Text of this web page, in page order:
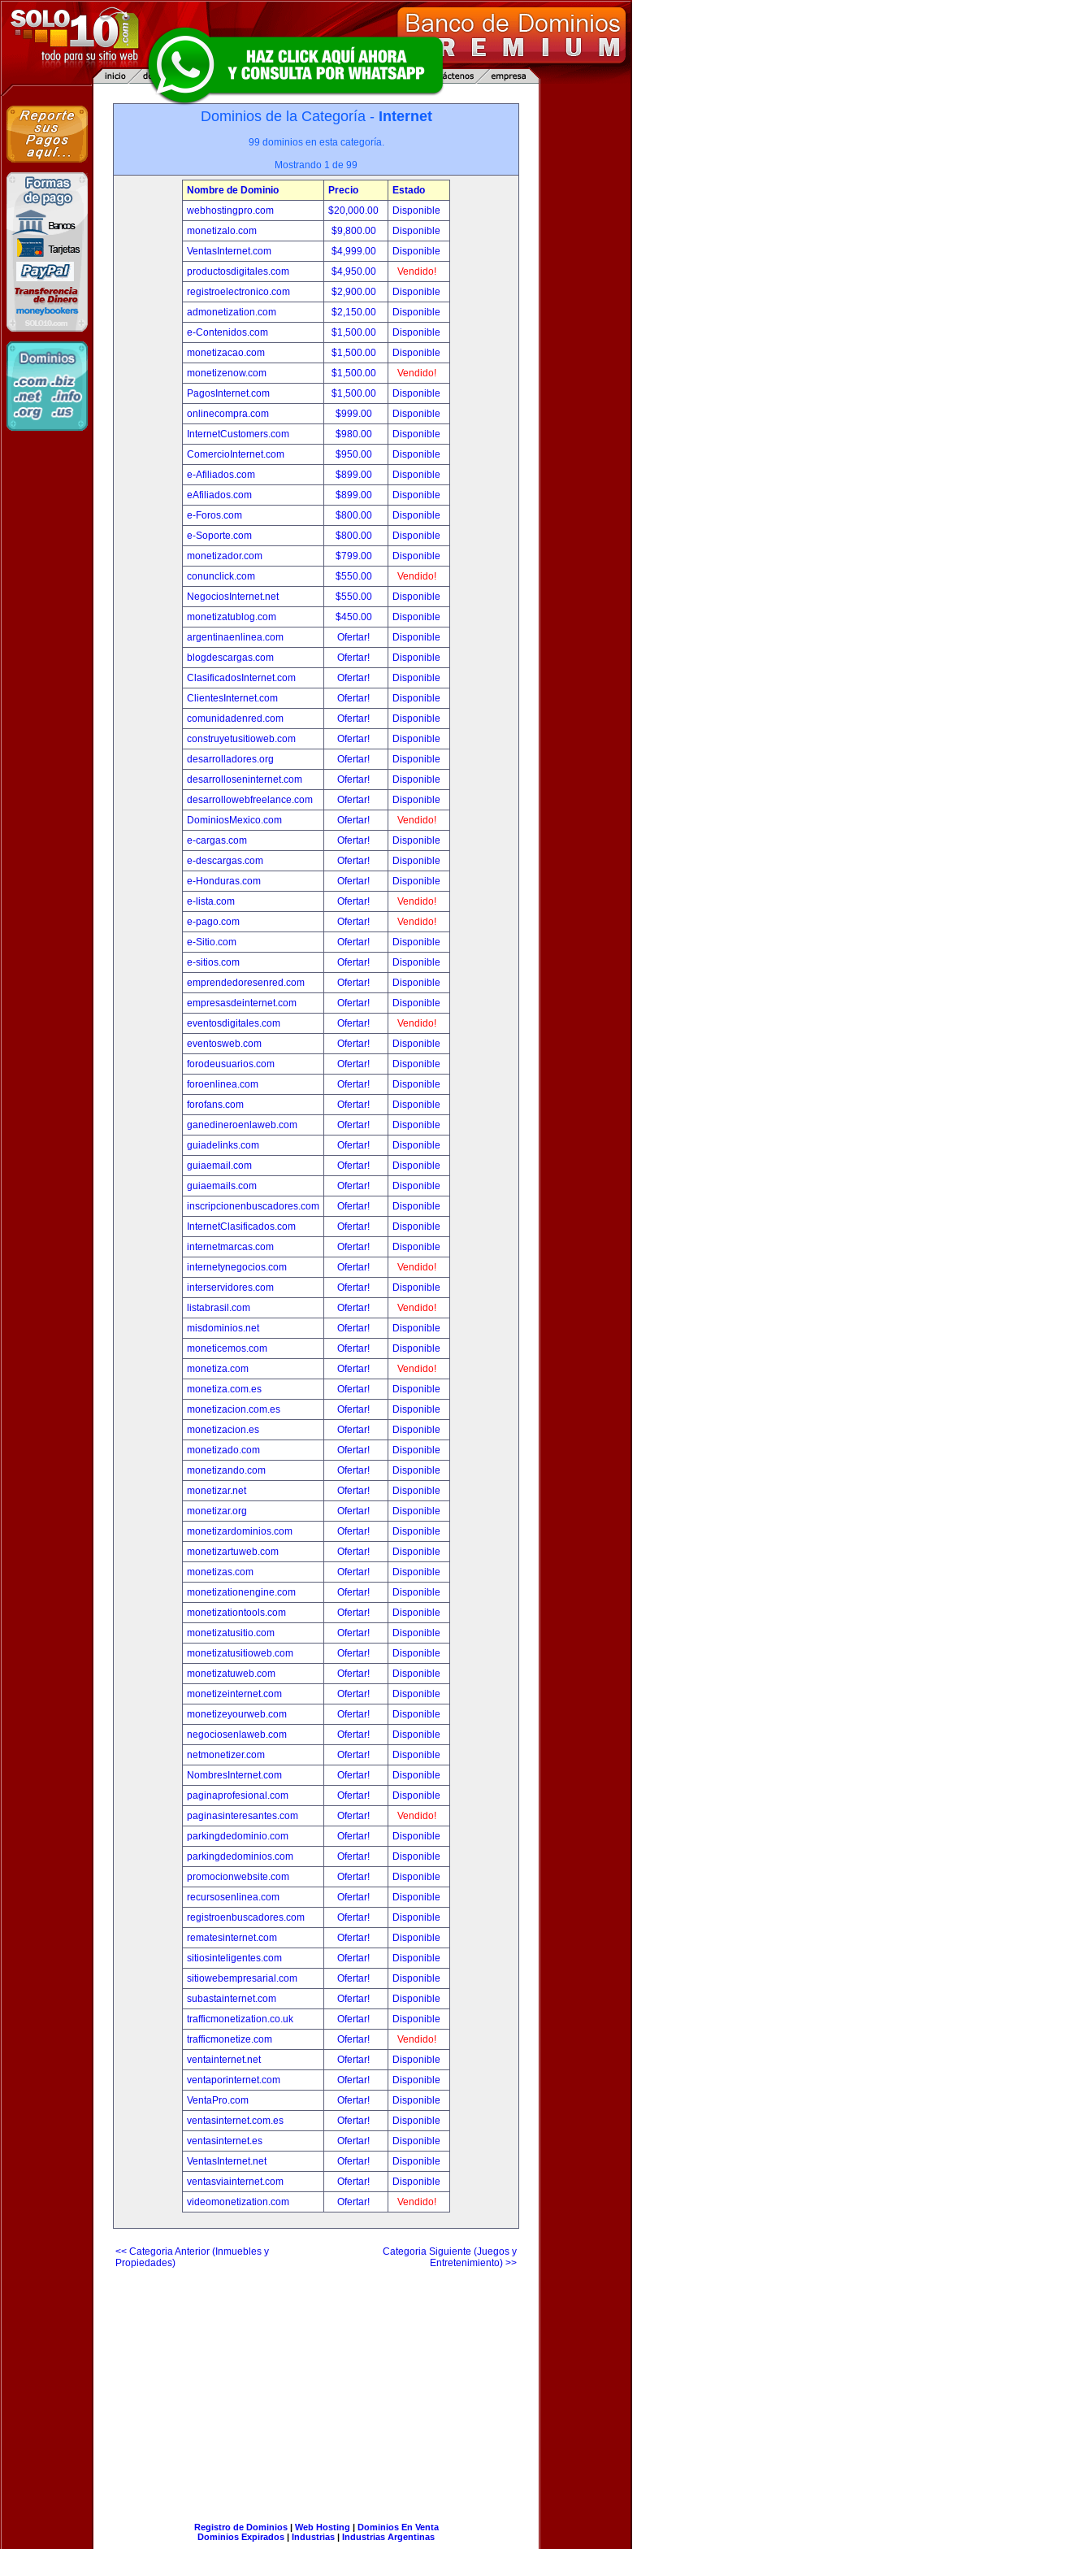
Dominios de la Categoría - Internet
99 dominios en esta categoría.
Mostrando 1 de 99
Nombre de Dominio Precio
Estado
webhostingpro.com
$20,000.00
Disponible
monetizalo.com
$9,800.00
Disponible
VentasInternet.com
$4,999.00
Disponible
productosdigitales.com
$4,950.00
Vendido!
registroelectronico.com
$2,900.00
Disponible
admonetization.com
$2,150.00
Disponible
e-Contenidos.com
$1,500.00
Disponible
monetizacao.com
$1,500.00
Disponible
monetizenow.com
$1,500.00
Vendido!
PagosInternet.com
$1,500.00
Disponible
onlinecompra.com
$999.00
Disponible
InternetCustomers.com
$980.00
Disponible
ComercioInternet.com
$950.00
Disponible
e-Afiliados.com
$899.00
Disponible
eAfiliados.com
$899.00
Disponible
e-Foros.com
$800.00
Disponible
e-Soporte.com
$800.00
Disponible
monetizador.com
$799.00
Disponible
conunclick.com
$550.00
Vendido!
NegociosInternet.net
$550.00
Disponible
monetizatublog.com
$450.00
Disponible
argentinaenlinea.com
Ofertar!
Disponible
blogdescargas.com
Ofertar!
Disponible
ClasificadosInternet.com
Ofertar!
Disponible
ClientesInternet.com
Ofertar!
Disponible
comunidadenred.com
Ofertar!
Disponible
construyetusitioweb.com
Ofertar!
Disponible
desarrolladores.org
Ofertar!
Disponible
desarrolloseninternet.com
Ofertar!
Disponible
desarrollowebfreelance.com
Ofertar!
Disponible
DominiosMexico.com
Ofertar!
Vendido!
e-cargas.com
Ofertar!
Disponible
e-descargas.com
Ofertar!
Disponible
e-Honduras.com
Ofertar!
Disponible
e-lista.com
Ofertar!
Vendido!
e-pago.com
Ofertar!
Vendido!
e-Sitio.com
Ofertar!
Disponible
e-sitios.com
Ofertar!
Disponible
emprendedoresenred.com
Ofertar!
Disponible
empresasdeinternet.com
Ofertar!
Disponible
eventosdigitales.com
Ofertar!
Vendido!
eventosweb.com
Ofertar!
Disponible
forodeusuarios.com
Ofertar!
Disponible
foroenlinea.com
Ofertar!
Disponible
forofans.com
Ofertar!
Disponible
ganedineroenlaweb.com
Ofertar!
Disponible
guiadelinks.com
Ofertar!
Disponible
guiaemail.com
Ofertar!
Disponible
guiaemails.com
Ofertar!
Disponible
inscripcionenbuscadores.com
Ofertar!
Disponible
InternetClasificados.com
Ofertar!
Disponible
internetmarcas.com
Ofertar!
Disponible
internetynegocios.com
Ofertar!
Vendido!
interservidores.com
Ofertar!
Disponible
listabrasil.com
Ofertar!
Vendido!
misdominios.net
Ofertar!
Disponible
moneticemos.com
Ofertar!
Disponible
monetiza.com
Ofertar!
Vendido!
monetiza.com.es
Ofertar!
Disponible
monetizacion.com.es
Ofertar!
Disponible
monetizacion.es
Ofertar!
Disponible
monetizado.com
Ofertar!
Disponible
monetizando.com
Ofertar!
Disponible
monetizar.net
Ofertar!
Disponible
monetizar.org
Ofertar!
Disponible
monetizardominios.com
Ofertar!
Disponible
monetizartuweb.com
Ofertar!
Disponible
monetizas.com
Ofertar!
Disponible
monetizationengine.com
Ofertar!
Disponible
monetizationtools.com
Ofertar!
Disponible
monetizatusitio.com
Ofertar!
Disponible
monetizatusitioweb.com
Ofertar!
Disponible
monetizatuweb.com
Ofertar!
Disponible
monetizeinternet.com
Ofertar!
Disponible
monetizeyourweb.com
Ofertar!
Disponible
negociosenlaweb.com
Ofertar!
Disponible
netmonetizer.com
Ofertar!
Disponible
NombresInternet.com
Ofertar!
Disponible
paginaprofesional.com
Ofertar!
Disponible
paginasinteresantes.com
Ofertar!
Vendido!
parkingdedominio.com
Ofertar!
Disponible
parkingdedominios.com
Ofertar!
Disponible
promocionwebsite.com
Ofertar!
Disponible
recursosenlinea.com
Ofertar!
Disponible
registroenbuscadores.com
Ofertar!
Disponible
rematesinternet.com
Ofertar!
Disponible
sitiosinteligentes.com
Ofertar!
Disponible
sitiowebempresarial.com
Ofertar!
Disponible
subastainternet.com
Ofertar!
Disponible
trafficmonetization.co.uk
Ofertar!
Disponible
trafficmonetize.com
Ofertar!
Vendido!
ventainternet.net
Ofertar!
Disponible
ventaporinternet.com
Ofertar!
Disponible
VentaPro.com
Ofertar!
Disponible
ventasinternet.com.es
Ofertar!
Disponible
ventasinternet.es
Ofertar!
Disponible
VentasInternet.net
Ofertar!
Disponible
ventasviainternet.com
Ofertar!
Disponible
videomonetization.com
Ofertar! Vendido!
<< Categoria Anterior (Inmuebles y
Propiedades)
Categoria Siguiente (Juegos y
Entretenimiento) >>
Registro de Dominios| Web Hosting | Dominios En Venta
Dominios Expirados | Industrias | Industrias Argentinas